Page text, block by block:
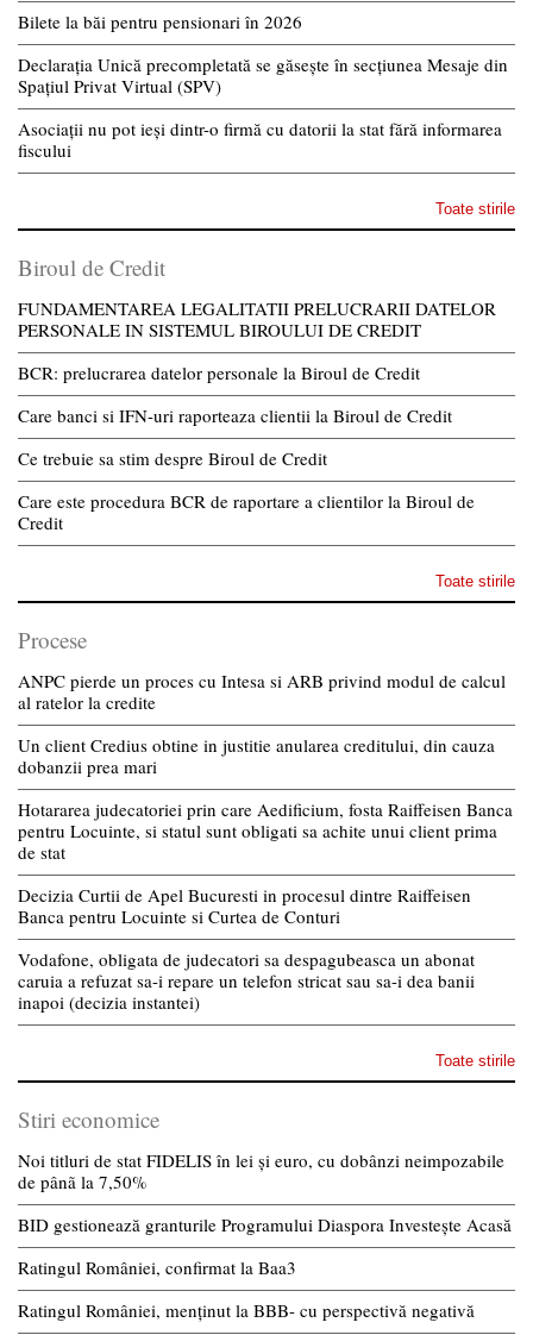
Bilete la băi pentru pensionari în 2026
Declarația Unică precompletată se găsește în secțiunea Mesaje din
Spațiul Privat Virtual (SPV)
Asociații nu pot ieși dintr-o firmă cu datorii la stat fără informarea
fiscului
Toate stirile
Biroul de Credit
FUNDAMENTAREA LEGALITATII PRELUCRARII DATELOR
PERSONALE IN SISTEMUL BIROULUI DE CREDIT
BCR: prelucrarea datelor personale la Biroul de Credit
Care banci si IFN-uri raporteaza clientii la Biroul de Credit
Ce trebuie sa stim despre Biroul de Credit
Care este procedura BCR de raportare a clientilor la Biroul de
Credit
Toate stirile
Procese
ANPC pierde un proces cu Intesa si ARB privind modul de calcul
al ratelor la credite
Un client Credius obtine in justitie anularea creditului, din cauza
dobanzii prea mari
Hotararea judecatoriei prin care Aedificium, fosta Raiffeisen Banca
pentru Locuinte, si statul sunt obligati sa achite unui client prima
de stat
Decizia Curtii de Apel Bucuresti in procesul dintre Raiffeisen
Banca pentru Locuinte si Curtea de Conturi
Vodafone, obligata de judecatori sa despagubeasca un abonat
caruia a refuzat sa-i repare un telefon stricat sau sa-i dea banii
inapoi (decizia instantei)
Toate stirile
Stiri economice
Noi titluri de stat FIDELIS în lei și euro, cu dobânzi neimpozabile
de pânã la 7,50%
BID gestionează granturile Programului Diaspora Investește Acasă
Ratingul României, confirmat la Baa3
Ratingul României, menținut la BBB- cu perspectivă negativă